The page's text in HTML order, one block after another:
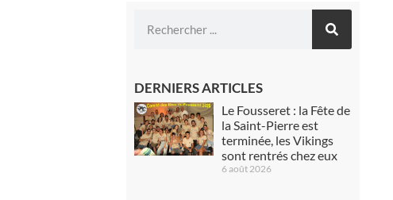
DERNIERS ARTICLES
Le Fousseret : la Fête de
la Saint-Pierre est
terminée, les Vikings
sont rentrés chez eux
6 août 2026